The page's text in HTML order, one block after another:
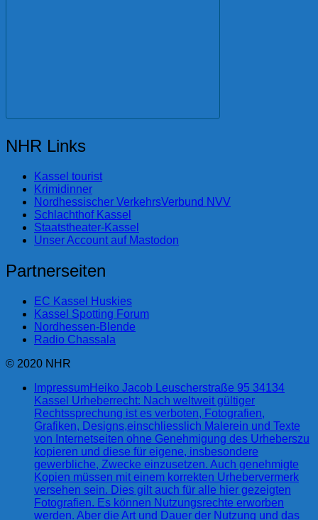
NHR Links
Kassel tourist
Krimidinner
Nordhessischer VerkehrsVerbund NVV
Schlachthof Kassel
Staatstheater-Kassel
Unser Account auf Mastodon
Partnerseiten
EC Kassel Huskies
Kassel Spotting Forum
Nordhessen-Blende
Radio Chassala
© 2020 NHR
ImpressumHeiko Jacob Leuscherstraße 95 34134
Kassel Urheberrecht: Nach weltweit gültiger
Rechtssprechung ist es verboten, Fotografien,
Grafiken, Designs,einschliesslich Malerein und Texte
von Internetseiten ohne Genehmigung des Urheberszu
kopieren und diese für eigene, insbesondere
gewerbliche, Zwecke einzusetzen. Auch genehmigte
Kopien müssen mit einem korrekten Urhebervermerk
versehen sein. Dies gilt auch für alle hier gezeigten
Fotografien. Es können Nutzungsrechte erworben
werden. Aber die Art und Dauer der Nutzung und das